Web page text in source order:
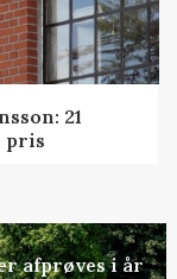
21
pris
afprøves i år